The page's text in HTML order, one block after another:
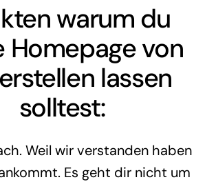
warum du
Homepage von
lassen
solltest:
Weil wir verstanden haben
Es geht dir nicht um